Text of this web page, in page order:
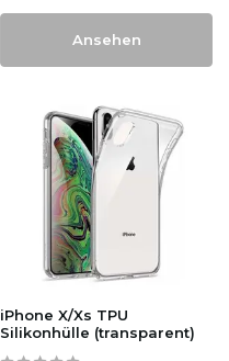
Ansehen
iPhone X/Xs TPU
Silikonhülle (transparent)